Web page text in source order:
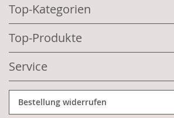
Top-Kategorien
Top-Produkte
Service
Bestellung widerrufen